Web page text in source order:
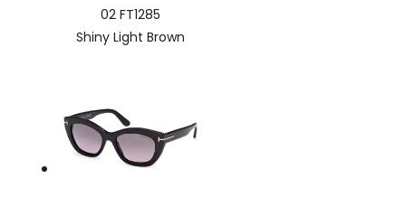
02 FT1285
Shiny Light Brown